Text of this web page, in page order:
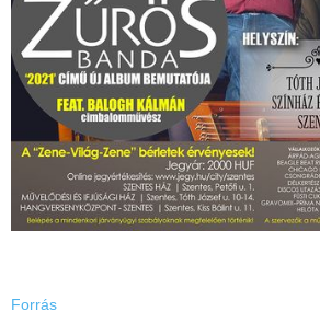
Forrás